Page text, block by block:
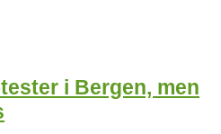
i Bergen, men